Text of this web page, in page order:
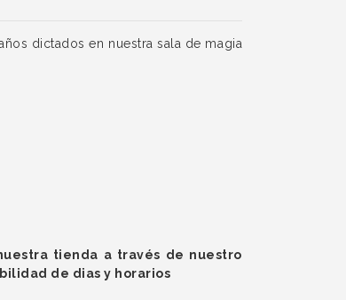
dictados en nuestra sala de magia
tienda a través de nuestro
de dias y horarios